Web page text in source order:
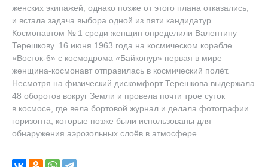
женских экипажей, однако позже от этого плана отказались,
и встала задача выбора одной из пяти кандидатур.
Космонавтом № 1 среди женщин определили Валентину
Терешкову. 16 июня 1963 года на космическом корабле
«Восток-6» с космодрома «Байконур» первая в мире
женщина-космонавт отправилась в космический полёт.
Несмотря на физический дискомфорт Терешкова выдержала
48 оборотов вокруг Земли и провела почти трое суток
в космосе, где вела бортовой журнал и делала фотографии
горизонта, которые позже были использованы для
обнаружения аэрозольных слоёв в атмосфере.